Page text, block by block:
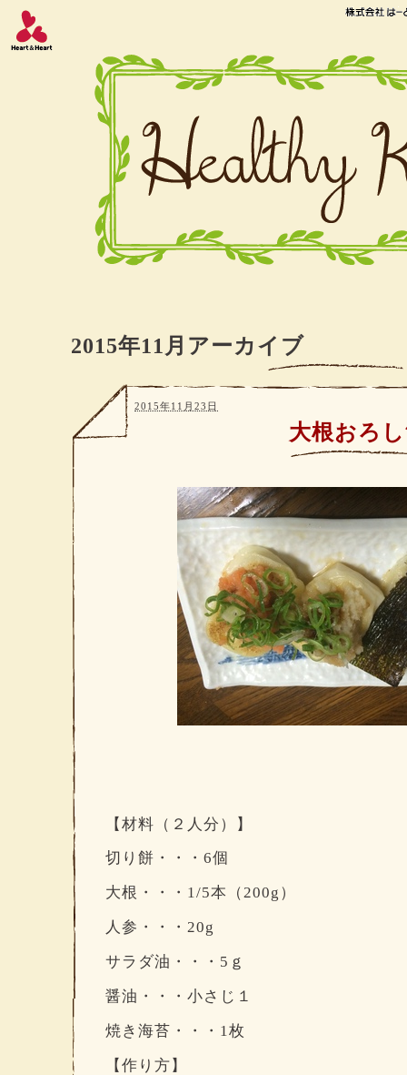
2015年11月アーカイブ
大根おろ
2015年11月23日
【材料（２人分）】
切り餅・・・6個
大根・・・1/5本（200g）
人参・・・20g
サラダ油・・・5ｇ
醤油・・・小さじ１
焼き海苔・・・1枚
【作り方】